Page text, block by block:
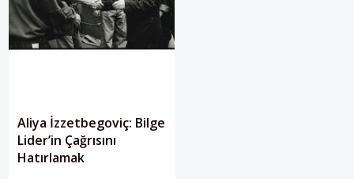
Aliya İzzetbegoviç: Bilge
Lider’in Çağrısını
Hatırlamak